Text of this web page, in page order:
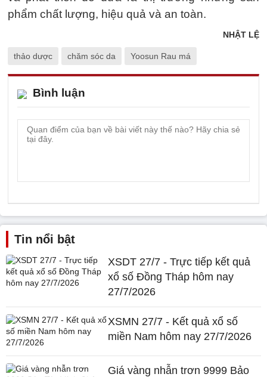
phẩm chất lượng, hiệu quả và an toàn.
NHẬT LỆ
thảo dược chăm sóc da Yoosun Rau má
Bình luận
Tin nổi bật
XSDT 27/7 - Trực tiếp kết quả
xổ số Đồng Tháp hôm nay
27/7/2026
XSMN 27/7 - Kết quả xổ số
miền Nam hôm nay 27/7/2026
Giá vàng nhẫn trơn 9999 Bảo